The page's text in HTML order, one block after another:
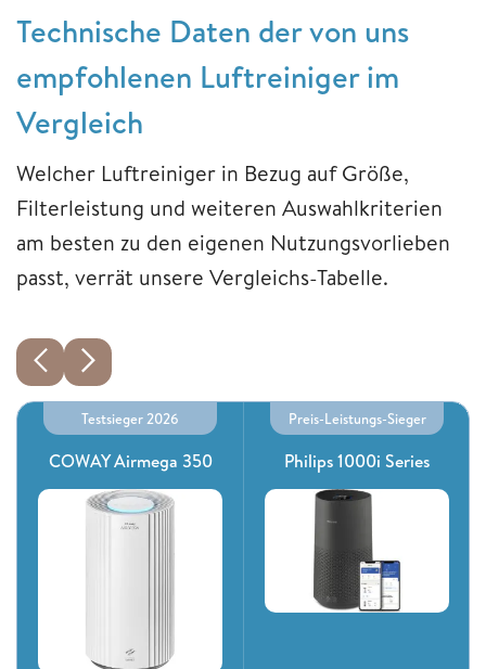
Technische Daten der von uns
empfohlenen Luftreiniger im
Vergleich
Welcher Luftreiniger in Bezug auf Größe,
Filterleistung und weiteren Auswahlkriterien
am besten zu den eigenen Nutzungsvorlieben
passt, verrät unsere Vergleichs-Tabelle.
Testsieger 2026
COWAY Airmega 350
Preis-Leistungs-Sieger
Philips 1000i Series